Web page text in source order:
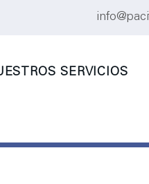
SERVICIOS